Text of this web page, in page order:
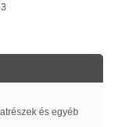
és egyéb